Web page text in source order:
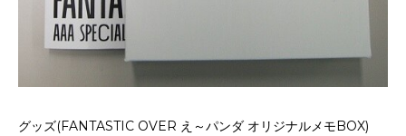
グッズ(FANTASTIC OVER え～パンダ オリジナルメモBOX)